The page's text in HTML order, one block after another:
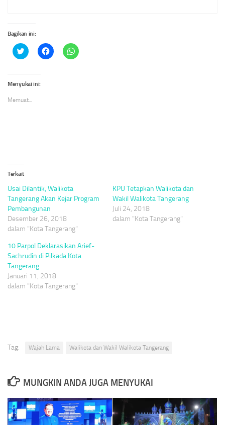
Bagikan ini:
Klik
untuk
Twitter(Membuka
di
jendela
baru)
Klik
untuk
Klik
untuk
Menyukai ini:
Memuat...
Terkait
Usai Dilantik, Walikota
Tangerang Akan Kejar Program
Pembangunan
Desember 26, 2018
dalam "Kota Tangerang"
KPU Tetapkan Walikota dan
Wakil Walikota Tangerang
Juli 24, 2018
dalam "Kota Tangerang"
10 Parpol Deklarasikan Arief-
Sachrudin di Pilkada Kota
Tangerang
Januari 11, 2018
dalam "Kota Tangerang"
Tag: Wajah Lama Walikota dan Wakil Walikota Tangerang
MUNGKIN ANDA JUGA MENYUKAI